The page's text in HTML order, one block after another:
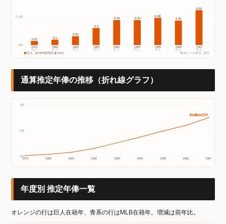
0億
0.5億
0.07
1979
巨人
0.1
1980
巨人
0.16
1981
巨人
0.3
1982
巨人
0.44
1983
巨人
0.44
1984
巨人
0.48
1985
巨人
0.43
1986
巨人
0.61
1987
巨人
巨人
NPB他球団 MLB 数値ラベル単位: 億円
通算推定年俸の推移（折れ線グラフ）
0億
2億
4億
1979 1980 1981 1982 1983 1984 1985 1986 1987
約3億260万円
年度別 推定年俸一覧
オレンジの行は巨人在籍年、青系の行はMLB在籍年。増減は前年比。